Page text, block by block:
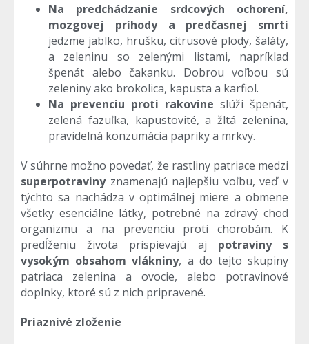
Na predchádzanie srdcových ochorení,
mozgovej príhody a predčasnej smrti
jedzme jablko, hrušku, citrusové plody, šaláty,
a zeleninu so zelenými listami, napríklad
špenát alebo čakanku. Dobrou voľbou sú
zeleniny ako brokolica, kapusta a karfiol.
Na prevenciu proti rakovine slúži špenát,
zelená fazuľka, kapustovité, a žltá zelenina,
pravidelná konzumácia papriky a mrkvy.
V súhrne možno povedať, že rastliny patriace medzi
superpotravinyznamenajú najlepšiu voľbu, veď v
týchto sa nachádza v optimálnej miere a obmene
všetky esenciálne látky, potrebné na zdravý chod
organizmu a na prevenciu proti chorobám. K
predĺženiu života prispievajú aj potraviny s
vysokým obsahom vlákniny, a do tejto skupiny
patriaca zelenina a ovocie, alebo potravinové
doplnky, ktoré sú z nich pripravené.
Priaznivé zloženie